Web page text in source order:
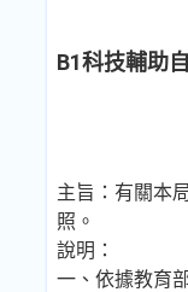
B1科技輔助
主旨：有關本
照。
說明：
一、依據教育